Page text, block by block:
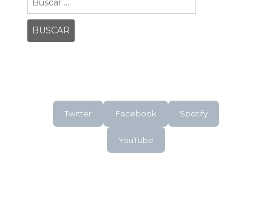
Twitter Facebook Spotify
YouTube